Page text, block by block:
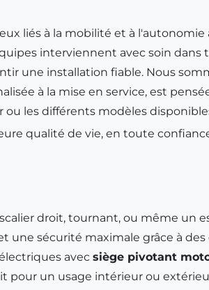
liés à la mobilité et à l'autonomie
interviennent avec soin dans
une installation fiable. Nous
à la mise en service, est
les différents modèles
qualité de vie, en toute
droit, tournant, ou même un
une sécurité maximale grâce à
avec siège pivotant
pour un usage intérieur ou